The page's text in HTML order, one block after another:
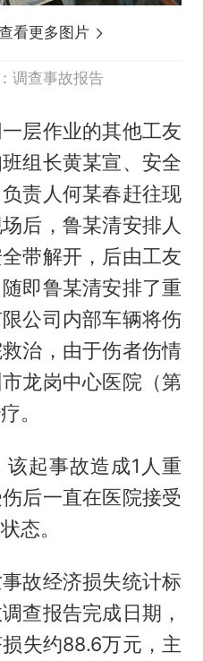
看更多图片
调查事故报告
层作业的其他工友
组长黄某宣、安全
责人何某春赶往现
后，鲁某清安排人
带解开，后由工友
即鲁某清安排了重
公司内部车辆将伤
治，由于伤者伤情
龙岗中心医院（第
。
起事故造成1人重
后一直在医院接受
态。
故经济损失统计标
查报告完成日期，
失约88.6万元，主